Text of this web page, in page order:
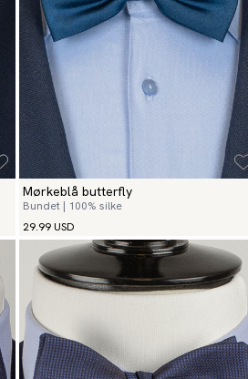
Mørkeblå butterfly
Bundet | 100% silke
29.99 USD